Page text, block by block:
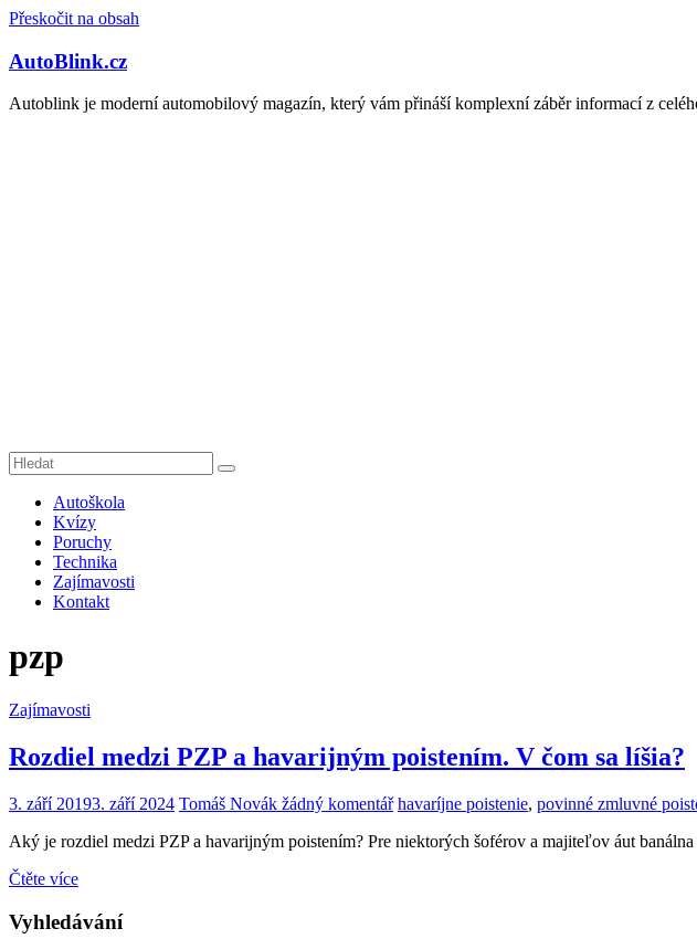
Přeskočit na obsah
AutoBlink.cz
Autoblink je moderní automobilový magazín, který vám přináší komplexní záběr informací z
Autoškola
Kvízy
Poruchy
Technika
Zajímavosti
Kontakt
pzp
Zajímavosti
Rozdiel medzi PZP a havarijným poistením. V čom sa líšia?
3. září 20193. září 2024 Tomáš Novák žádný komentář havaríjne poistenie, povinné zmluvné
Aký je rozdiel medzi PZP a havarijným poistením? Pre niektorých šoférov a majiteľov áut
Čtěte více
Vyhledávání